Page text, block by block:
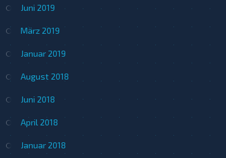
Juni 2019
März 2019
Januar 2019
August 2018
Juni 2018
April 2018
Januar 2018